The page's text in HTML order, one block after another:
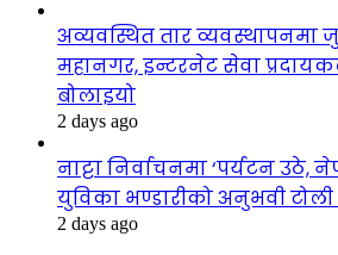
अव्यवस्थित तार व्यवस्थापनमा
महानगर, इन्टरनेट सेवा
बोलाइयो
2 days ago
नाट्टा निर्वाचनमा ‘पर्यटन उठे,
युविका भण्डारीको अनुभवी टोली
2 days ago